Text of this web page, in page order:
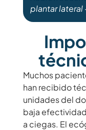
plantar lateral
Muchos
han recibido
unidades del
baja
a ciegas. El